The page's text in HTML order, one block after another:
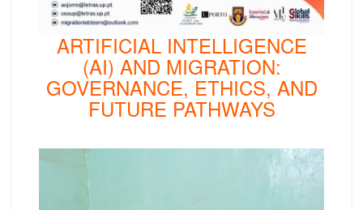
ARTIFICIAL INTELLIGENCE
(AI) AND MIGRATION:
GOVERNANCE, ETHICS, AND
FUTURE PATHWAYS